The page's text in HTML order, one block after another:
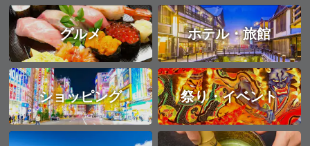
グルメ ホテル・旅館
ショッピング 祭り・イベント